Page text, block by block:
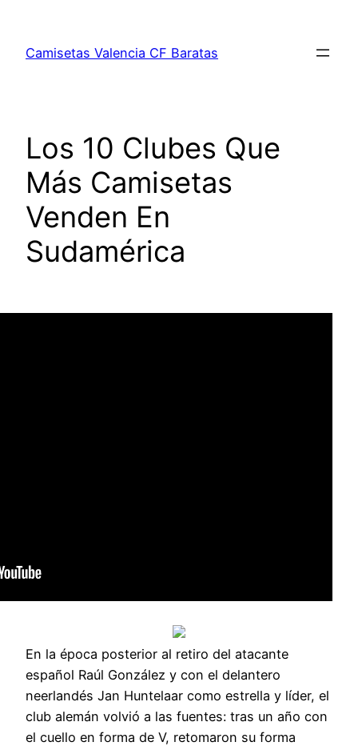
contenido
Camisetas Valencia CF Baratas
Los 10 Clubes Que
Más Camisetas
Venden En
Sudamérica
En la época posterior al retiro del atacante
español Raúl González y con el delantero
neerlandés Jan Huntelaar como estrella y líder, el
club alemán volvió a las fuentes: tras un año con
el cuello en forma de V, retomaron su forma